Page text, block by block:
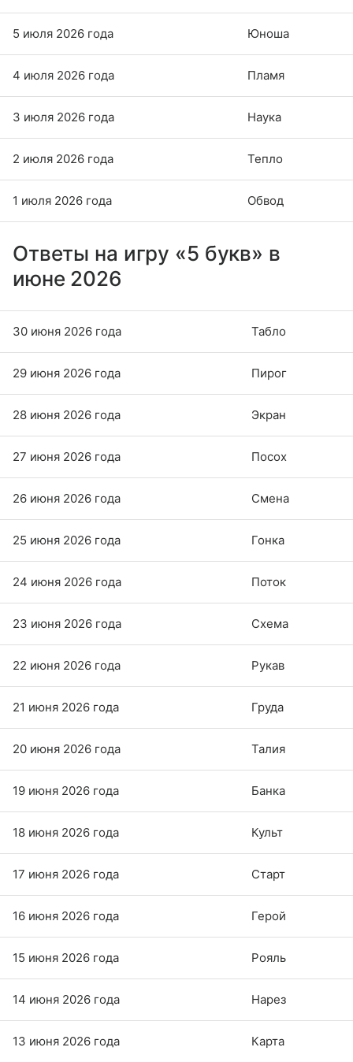
5 июля 2026 года Юноша
4 июля 2026 года Пламя
3 июля 2026 года Наука
2 июля 2026 года Тепло
1 июля 2026 года Обвод
Ответы на игру «5 букв» в
июне 2026
30 июня 2026 года Табло
29 июня 2026 года Пирог
28 июня 2026 года Экран
27 июня 2026 года Посох
26 июня 2026 года Смена
25 июня 2026 года Гонка
24 июня 2026 года Поток
23 июня 2026 года Схема
22 июня 2026 года Рукав
21 июня 2026 года Груда
20 июня 2026 года Талия
19 июня 2026 года Банка
18 июня 2026 года Культ
17 июня 2026 года Старт
16 июня 2026 года Герой
15 июня 2026 года Рояль
14 июня 2026 года Нарез
13 июня 2026 года Карта